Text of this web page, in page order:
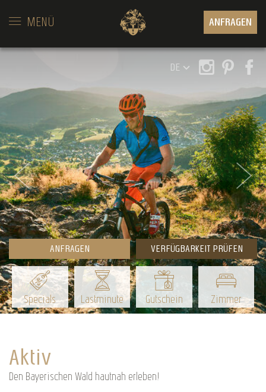
ANFRAGEN
MENÜ
DE
ANFRAGEN VERFÜGBARKEIT PRÜFEN
Specials Lastminute Gutschein Zimmer
Aktiv
Den Bayerischen Wald hautnah erleben!